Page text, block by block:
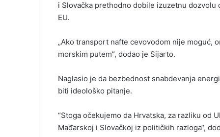
i Slovačka prethodno dobile izuzetnu dozvolu
EU.
„Ako transport nafte cevovodom nije moguć,
morskim putem”, dodao je Sijarto.
Naglasio je da bezbednost snabdevanja
biti ideološko pitanje.
“Stoga očekujemo da Hrvatska, za razliku od
Mađarskoj i Slovačkoj iz političkih razloga“,